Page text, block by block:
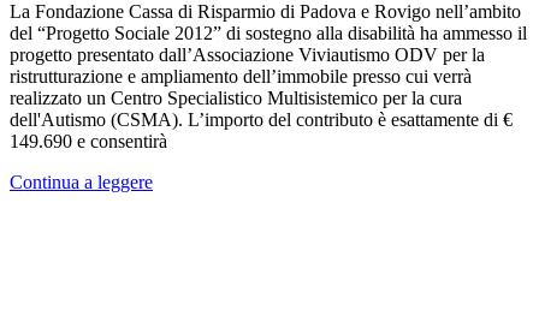
La Fondazione Cassa di Risparmio di Padova e Rovigo nell’ambito
del “Progetto Sociale 2012” di sostegno alla disabilità ha ammesso il
progetto presentato dall’Associazione Viviautismo ODV per la
ristrutturazione e ampliamento dell’immobile presso cui verrà
realizzato un Centro Specialistico Multisistemico per la cura
dell'Autismo (CSMA). L’importo del contributo è esattamente di €
149.690 e consentirà
Continua a leggere